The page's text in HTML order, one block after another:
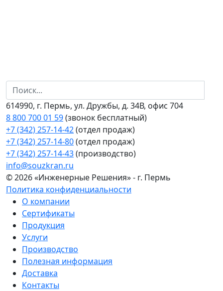
614990, г. Пермь, ул. Дружбы, д. 34В, офис 704
8 800 700 01 59(звонок бесплатный)
+7 (342) 257-14-42(отдел продаж)
+7 (342) 257-14-80(отдел продаж)
+7 (342) 257-14-43(производство)
info@souzkran.ru
© 2026 «Инженерные Решения» - г. Пермь
Политика конфиденциальности
О компании
Сертификаты
Продукция
Услуги
Производство
Полезная информация
Доставка
Контакты